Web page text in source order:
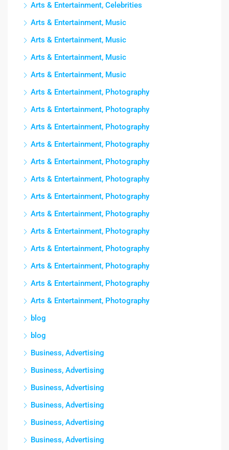
Arts & Entertainment, Celebrities
Arts & Entertainment, Music
Arts & Entertainment, Music
Arts & Entertainment, Music
Arts & Entertainment, Music
Arts & Entertainment, Photography
Arts & Entertainment, Photography
Arts & Entertainment, Photography
Arts & Entertainment, Photography
Arts & Entertainment, Photography
Arts & Entertainment, Photography
Arts & Entertainment, Photography
Arts & Entertainment, Photography
Arts & Entertainment, Photography
Arts & Entertainment, Photography
Arts & Entertainment, Photography
Arts & Entertainment, Photography
Arts & Entertainment, Photography
blog
blog
Business, Advertising
Business, Advertising
Business, Advertising
Business, Advertising
Business, Advertising
Business, Advertising